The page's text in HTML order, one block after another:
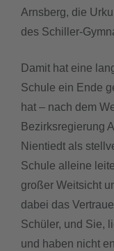
Arnsberg, die
des Schiller-
Damit hat eine
Schule ein Ende
hat – nach dem
Bezirksregierung
Nientiedt als
Schule alleine
großer Weitsicht
dabei das
Schüler, und Sie,
und haben nicht
downloads
termine
sgw.klassenarbeiten